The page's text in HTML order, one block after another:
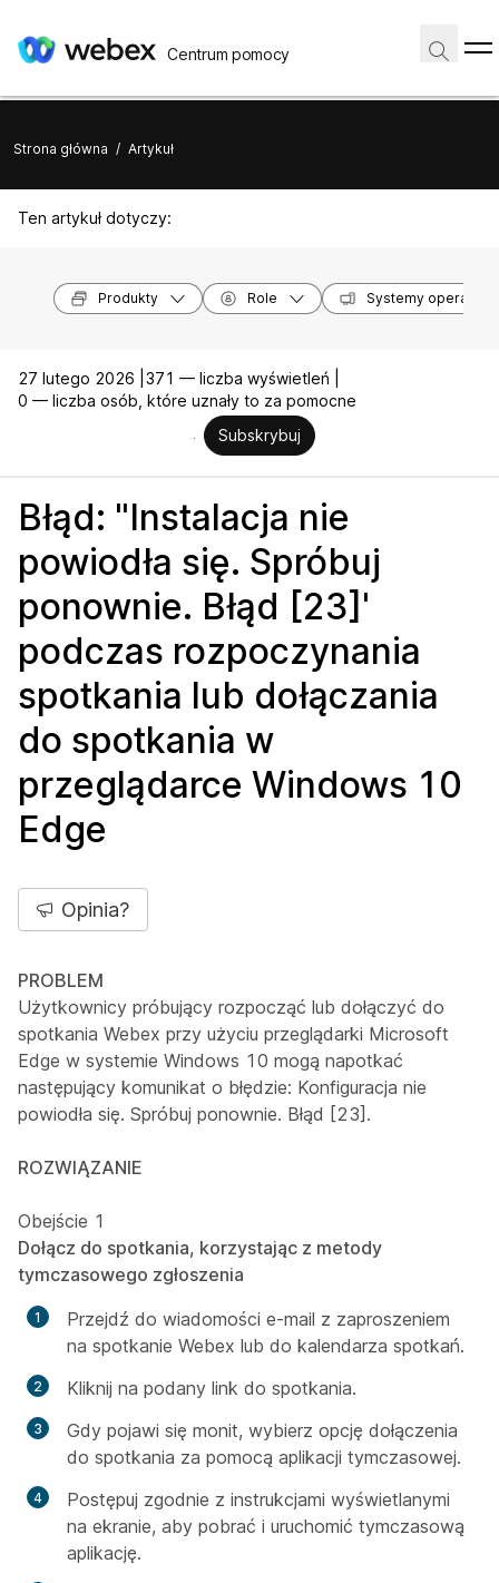
Centrum pomocy
Strona główna / Artykuł
Ten artykuł dotyczy:
Produkty Role Systemy
27 lutego 2026 | 371 — liczba wyświetleń |
0 — liczba osób, które uznały to za pomocne
Subskrybuj
Błąd: "Instalacja nie
powiodła się. Spróbuj
ponownie. Błąd [23]'
podczas rozpoczynania
spotkania lub dołączania
do spotkania w
przeglądarce Windows 10
Edge
Opinia?
PROBLEM
Użytkownicy próbujący rozpocząć lub dołączyć do
spotkania Webex przy użyciu przeglądarki Microsoft
Edge w systemie Windows 10 mogą napotkać
następujący komunikat o błędzie: Konfiguracja nie
powiodła się. Spróbuj ponownie. Błąd [23].
ROZWIĄZANIE
Obejście 1
Dołącz do spotkania, korzystając z metody
tymczasowego zgłoszenia
Przejdź do wiadomości e-mail z zaproszeniem
na spotkanie Webex lub do kalendarza spotkań.
Kliknij na podany link do spotkania.
Gdy pojawi się monit, wybierz opcję dołączenia
do spotkania za pomocą aplikacji tymczasowej.
Postępuj zgodnie z instrukcjami wyświetlanymi
na ekranie, aby pobrać i uruchomić tymczasową
aplikację.